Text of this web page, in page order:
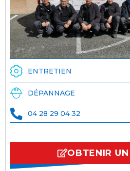
ENTRETIEN
DÉPANNAGE
04 28 29 04 32
OBTENIR